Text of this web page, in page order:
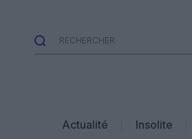
Actualité Insolite